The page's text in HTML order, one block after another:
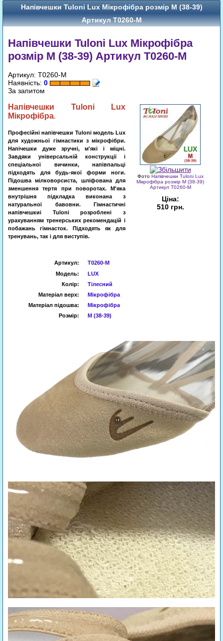
Напівчешки Tuloni Lux Мікрофібра розмір M (38-39)
Артикул T0260-M
Напівчешки Tuloni Lux Мікрофібра
розмір M (38-39) Артикул T0260-M
Артикул: T0260-M
Наявність: 0
За запитом
Фото Напівчешки Tuloni Lux
Мікрофібра розмір M (38-39)
Артикул T0260-M
Ціна:
510 грн.
Напівчешки Tuloni Lux
Мікрофібра.
Професійні напівчешки Tuloni модель Lux
для художньої гімнастики з мікрофібри.
Напічешки дуже зручні, м'які і міцні.
Завдяки універсальній конструкції і
спеціальної вичинки, напівпальці
підходять для будь-якої форми ноги.
Підошва мілковорсиста, шліфована для
зменшення тертя при поворотах. М'яка
внутрішня підкладка виконана з
натуральної бавовни. Гімнастичні
напівчешкиі Tuloni розроблені з
урахуванням тренерських рекомендацій і
побажань гімнасток. Підходять як для
тренувань, так і для виступів.
Артикул:
T0260-M
Модель:
LUX
Колір:
Тілесний
Матеріал верх:
Мікрофібра
Матеріал підошва:
Мікрофібра
Розмір:
M (38-39)